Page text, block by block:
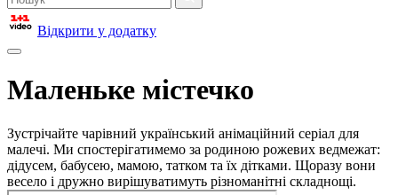
Відкрити у додатку
Маленьке містечко
Зустрічайте чарівний український анімаційний серіал для
малечі. Ми спостерігатимемо за родиною рожевих ведмежат:
дідусем, бабусею, мамою, татком та їх дітками. Щоразу вони
весело і дружно вирішуватимуть різноманітні складнощі.